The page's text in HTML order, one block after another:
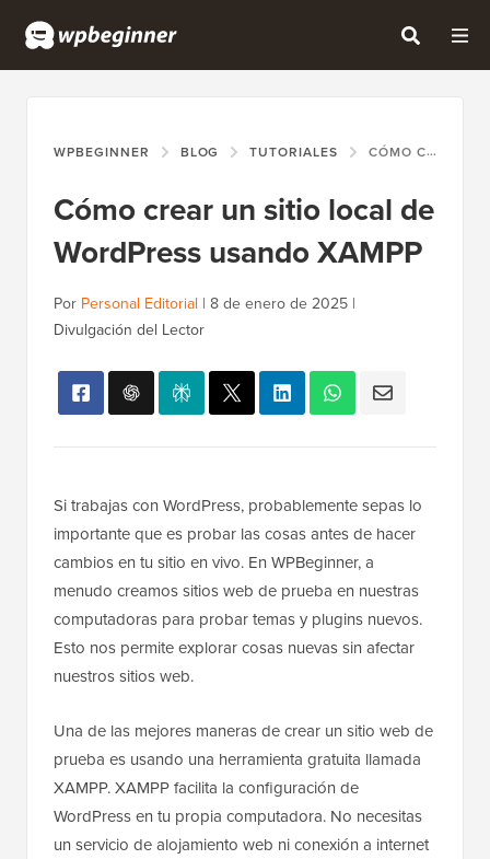
WPBEGINNER BLOG TUTORIALES CÓMO CREAR UN SITIO LOCAL DE WORDPRESS USANDO XAMPP
Cómo crear un sitio local de
WordPress usando XAMPP
Por Personal Editorial | 8 de enero de 2025 |
Divulgación del Lector
Si trabajas con WordPress, probablemente sepas lo
importante que es probar las cosas antes de hacer
cambios en tu sitio en vivo. En WPBeginner, a
menudo creamos sitios web de prueba en nuestras
computadoras para probar temas y plugins nuevos.
Esto nos permite explorar cosas nuevas sin afectar
nuestros sitios web.
Una de las mejores maneras de crear un sitio web de
prueba es usando una herramienta gratuita llamada
XAMPP. XAMPP facilita la configuración de
WordPress en tu propia computadora. No necesitas
un servicio de alojamiento web ni conexión a internet